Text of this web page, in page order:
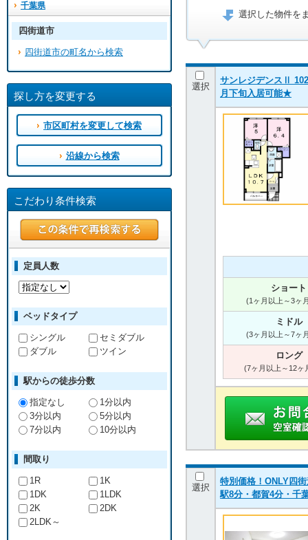
選択した物件を
選択
サンレジデンスⅡ
月下旬入居可能★
ショート
(1ヶ月以上～3ヶ
ミドル
(3ヶ月以上～7ヶ
ロング
(7ヶ月以上～12ヶ
選択
特別価格！ONLY四
駅8分・都賀4分・千
千葉県
四街道市
四街道市の町名から検索
探し方を変更する
市区町村を変更して検索
沿線から検索
こだわり条件検索
定員人数
ベッドタイプ
シングル
セミダブル
ダブル
ツイン
駅からの徒歩分数
指定なし
1分以内
3分以内
5分以内
7分以内
10分以内
間取り
1R
1K
1DK
1LDK
2K
2DK
2LDK～